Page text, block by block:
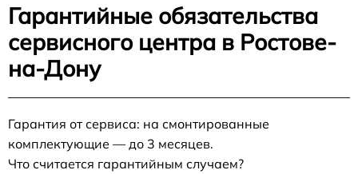
Гарантийные обязательства
сервисного центра в Ростове-
на-Дону
Гарантия от сервиса: на смонтированные
комплектующие — до 3 месяцев.
Что считается гарантийным случаем?